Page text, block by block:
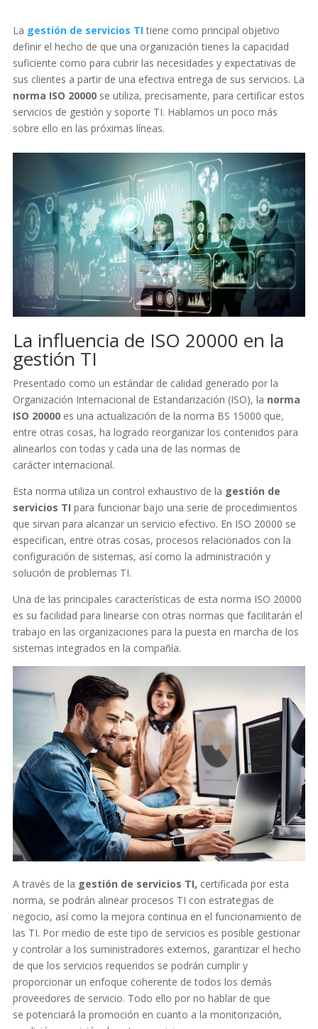
La gestión de servicios TItiene como principal objetivo
definir el hecho de que una organización tienes la capacidad
suficiente como para cubrir las necesidades y expectativas de
sus clientes a partir de una efectiva entrega de sus servicios. La
norma ISO 20000se utiliza, precisamente, para certificar estos
servicios de gestión y soporte TI. Hablamos un poco más
sobre ello en las próximas líneas.
La influencia de ISO 20000 en la
gestión TI
Presentado como un estándar de calidad generado por la
Organización Internacional de Estandarización (ISO), la norma
ISO 20000es una actualización de la norma BS 15000 que,
entre otras cosas, ha logrado reorganizar los contenidos para
alinearlos con todas y cada una de las normas de
carácter internacional.
Esta norma utiliza un control exhaustivo de la gestión de
servicios TI para funcionar bajo una serie de procedimientos
que sirvan para alcanzar un servicio efectivo. En ISO 20000 se
especifican, entre otras cosas, procesos relacionados con la
configuración de sistemas, así como la administración y
solución de problemas TI.
Una de las principales características de esta norma ISO 20000
es su facilidad para linearse con otras normas que facilitarán el
trabajo en las organizaciones para la puesta en marcha de los
sistemas integrados en la compañía.
A través de la gestión de servicios TI, certificada por esta
norma, se podrán alinear procesos TI con estrategias de
negocio, así como la mejora continua en el funcionamiento de
las TI. Por medio de este tipo de servicios es posible gestionar
y controlar a los suministradores externos, garantizar el hecho
de que los servicios requeridos se podrán cumplir y
proporcionar un enfoque coherente de todos los demás
proveedores de servicio. Todo ello por no hablar de que
se potenciará la promoción en cuanto a la monitorización,